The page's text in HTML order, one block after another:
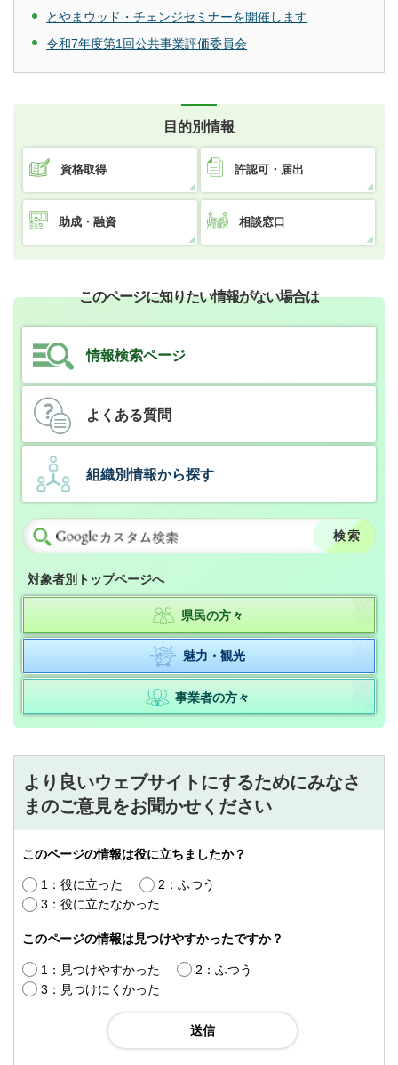
とやまウッド・チェンジセミナーを開催します
令和7年度第1回公共事業評価委員会
目的別情報
資格取得 許認可・届出
助成・融資 相談窓口
このページに知りたい情報がない場合は
情報検索ページ
よくある質問
組織別情報から探す
対象者別トップページへ
県民の方々
魅力・観光
事業者の方々
より良いウェブサイトにするためにみなさ
まのご意見をお聞かせください
このページの情報は役に立ちましたか？
1：役に立った
2：ふつう
3：役に立たなかった
このページの情報は見つけやすかったですか？
1：見つけやすかった
2：ふつう
3：見つけにくかった